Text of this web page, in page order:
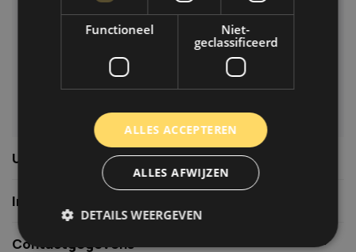
Veelgestelde vragen
06-39119169
info@autoklusser.nl
Usefull links
Informatie
Contactgegevens
Functioneel
Niet-
geclassificeerd
ALLES ACCEPTEREN
ALLES AFWIJZEN
DETAILS WEERGEVEN